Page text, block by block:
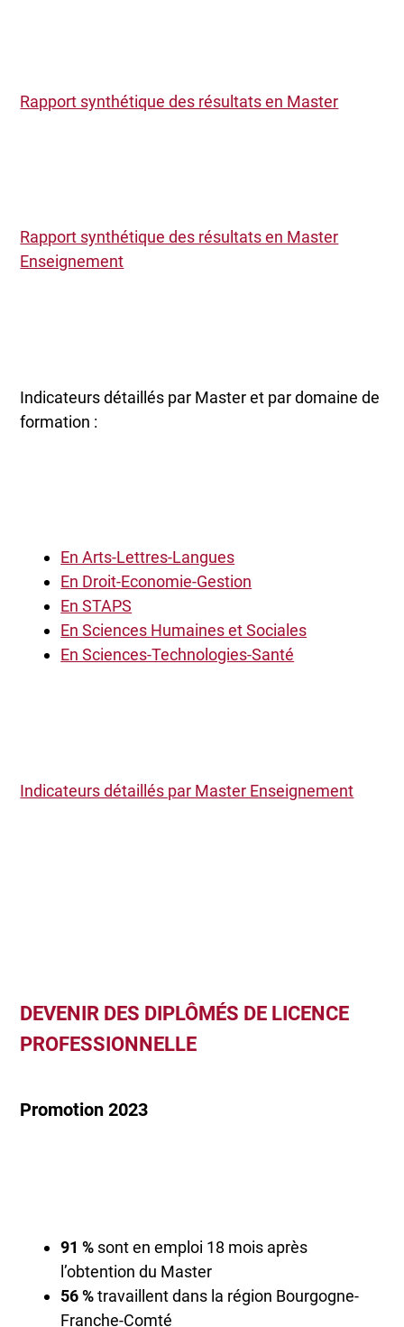
Rapport synthétique des résultats en Master
Rapport synthétique des résultats en Master
Enseignement
Indicateurs détaillés par Master et par domaine de
formation :
En Arts-Lettres-Langues
En Droit-Economie-Gestion
En STAPS
En Sciences Humaines et Sociales
En Sciences-Technologies-Santé
Indicateurs détaillés par Master Enseignement
DEVENIR DES DIPLÔMÉS DE LICENCE
PROFESSIONNELLE
Promotion 2023
91 % sont en emploi 18 mois après
l’obtention du Master
56 %travaillent dans la région Bourgogne-
Franche-Comté